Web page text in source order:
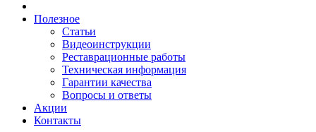
Полезное
Статьи
Видеоинструкции
Реставрационные работы
Техническая информация
Гарантии качества
Вопросы и ответы
Акции
Контакты